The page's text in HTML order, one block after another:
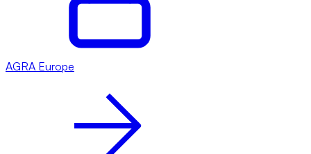
AGRA Europe